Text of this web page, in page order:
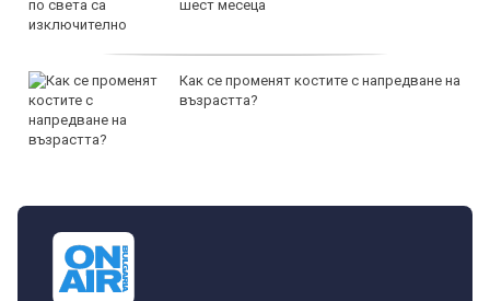
шест месеца
Как се променят костите с напредване на
възрастта?